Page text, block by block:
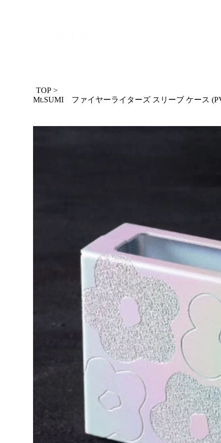
TOP >
Mt.SUMI ファイヤーライターズ スリーブ ケース